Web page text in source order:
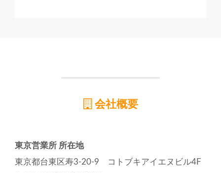
会社概要
東京営業所 所在地
東京都台東区寿3-20-9 コトブキアイエヌビル4F